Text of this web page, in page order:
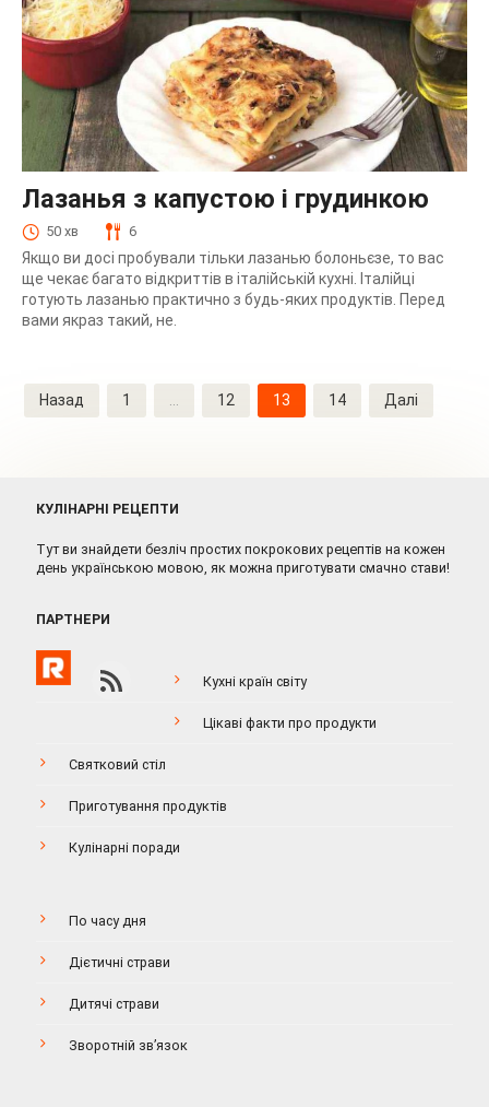
Лазанья з капустою і грудинкою
50 хв 6
Якщо ви досі пробували тільки лазанью болоньєзе, то вас
ще чекає багато відкриттів в італійській кухні. Італійці
готують лазанью практично з будь-яких продуктів. Перед
вами якраз такий, не.
Навігація
записів
Назад 1 12 13 14 Далі
КУЛІНАРНІ РЕЦЕПТИ
Тут ви знайдети безліч простих покрокових рецептів на кожен
день українською мовою, як можна приготувати смачно стави!
ПАРТНЕРИ
Кухні країн світу
Цікаві факти про продукти
Святковий стіл
Приготування продуктів
Кулінарні поради
По часу дня
Дієтичні страви
Дитячі страви
Зворотній зв’язок